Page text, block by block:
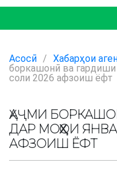
Асосӣ / Хабарҳои
боркашонӣ ва
соли 2026 афзоиш ёфт
ҲАҶМИ
ДАР МОҲҲОИ
АФЗОИШ ЁФТ